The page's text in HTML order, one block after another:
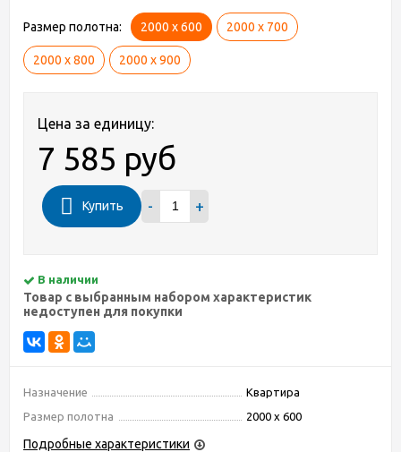
Размер полотна: 2000 х 600 2000 х 700
2000 х 800 2000 х 900
Цена за единицу:
7 585 руб
Купить - +
В наличии
Товар с выбранным набором характеристик
недоступен для покупки
Назначение
Квартира
Размер полотна
2000 х 600
Подробные характеристики